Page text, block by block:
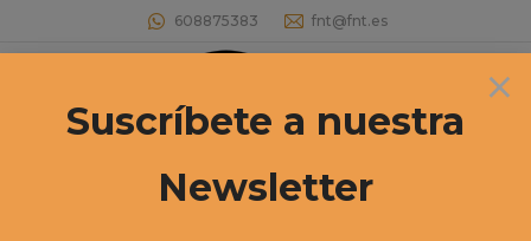
608875383 fnt@fnt.es
Buscar: ×
Suscríbete a nuestra
Newsletter